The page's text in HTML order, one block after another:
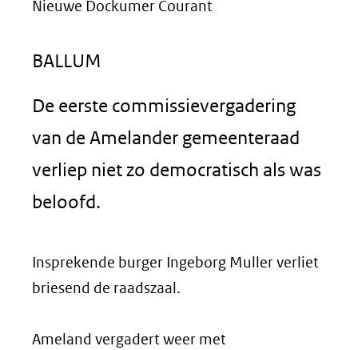
Nieuwe Dockumer Courant
BALLUM
De eerste commissievergadering
van de Amelander gemeenteraad
verliep niet zo democratisch als was
beloofd.
Insprekende burger Ingeborg Muller verliet
briesend de raadszaal.
Ameland vergadert weer met